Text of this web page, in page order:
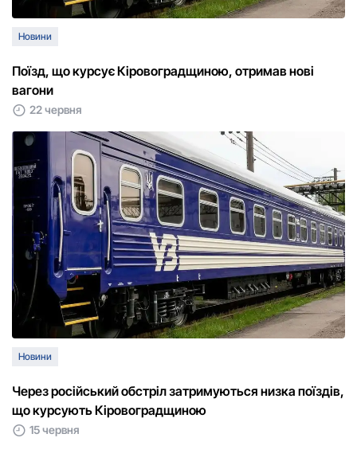
Новини
Поїзд, що курсує Кіровоградщиною, отримав нові
вагони
22 червня
Новини
Через російський обстріл затримуються низка поїздів,
що курсують Кіровоградщиною
15 червня